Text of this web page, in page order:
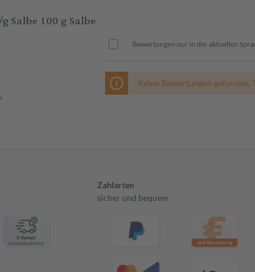
Salbe 100 g Salbe
Bewertungen nur in der aktuellen
Keine Bewertungen gefunden.
Zahlarten
sicher und bequem